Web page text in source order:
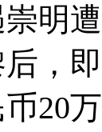
明
，
20